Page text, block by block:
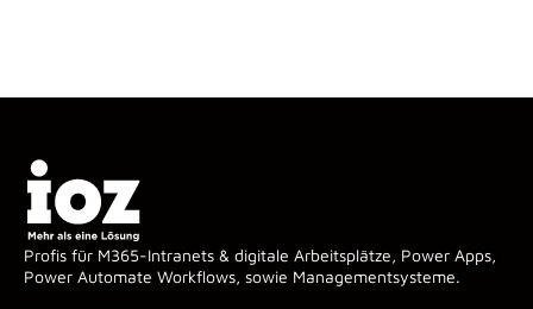
Profis für M365-Intranets & digitale Arbeitsplätze, Power Apps,
Power Automate Workflows, sowie Managementsysteme.